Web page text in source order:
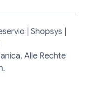
| Shopsys |
Alle Rechte